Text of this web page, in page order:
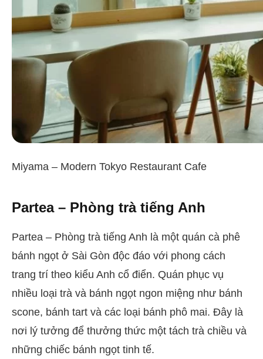
Miyama – Modern Tokyo Restaurant Cafe
Partea – Phòng trà tiếng Anh
Partea – Phòng trà tiếng Anh là một quán cà phê
bánh ngọt ở Sài Gòn độc đáo với phong cách
trang trí theo kiểu Anh cổ điển. Quán phục vụ
nhiều loại trà và bánh ngọt ngon miệng như bánh
scone, bánh tart và các loại bánh phô mai. Đây là
nơi lý tưởng để thưởng thức một tách trà chiều và
những chiếc bánh ngọt tinh tế.